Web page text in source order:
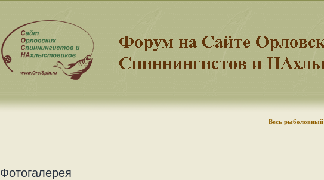
Весь
Фотогалерея